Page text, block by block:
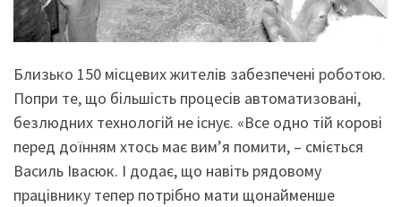
Близько 150 місцевих жителів забезпечені роботою.
Попри те, що більшість процесів автоматизовані,
безлюдних технологій не існує. «Все одно тій корові
перед доїнням хтось має вим’я помити, – сміється
Василь Івасюк. І додає, що навіть рядовому
працівнику тепер потрібно мати щонайменше